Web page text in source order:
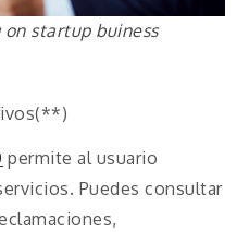
startup buiness
permite al usuario
Puedes consultar